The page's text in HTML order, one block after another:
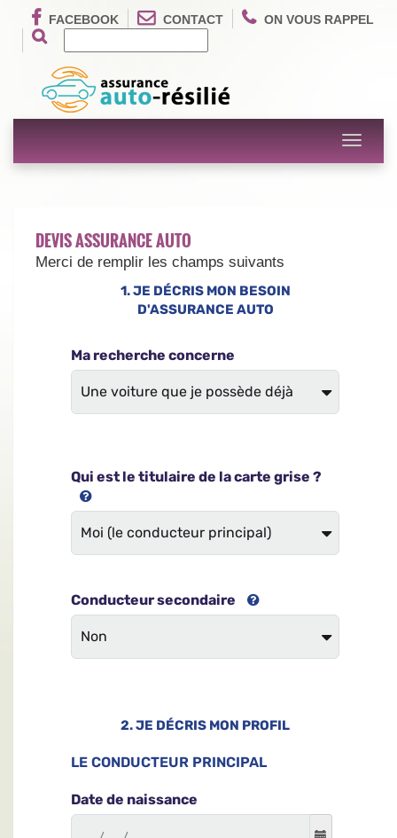
FACEBOOK CONTACT ON VOUS RAPPEL
Toggle
DEVIS ASSURANCE AUTO
Merci de remplir les champs suivants